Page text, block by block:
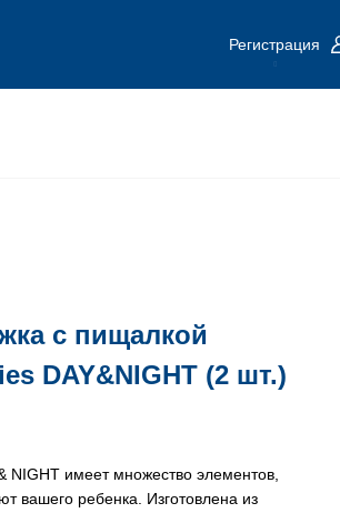
Регистрация
с пищалкой
DAY&NIGHT (2 шт.)
NIGHT имеет множество элементов,
вашего ребенка. Изготовлена из